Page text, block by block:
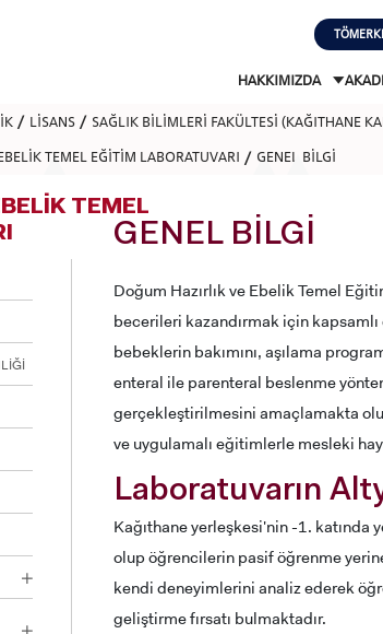
HAKKIMIZDA
LİSANS SAĞLIK BİLİMLERİ FAKÜLTESİ (KAĞITHANE
TEMEL EĞİTİM LABORATUVARI GENEL BİLGİ
TEMEL
GENEL BİLGİ
Doğum Hazırlık ve Ebelik Temel
becerileri kazandırmak için
bebeklerin bakımını, aşılama
enteral ile parenteral beslenme
gerçekleştirilmesini amaçlamakta
ve uygulamalı eğitimlerle mesleki
Laboratuvarın
Kağıthane yerleşkesi'nin -1. katında
olup öğrencilerin pasif öğrenme
kendi deneyimlerini analiz ederek
geliştirme fırsatı bulmaktadır.